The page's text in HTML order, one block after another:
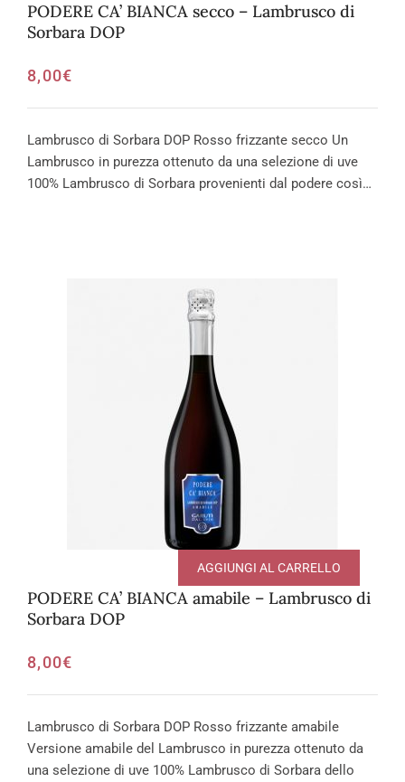
PODERE CA’ BIANCA secco – Lambrusco di
Sorbara DOP
8,00€
Lambrusco di Sorbara DOP Rosso frizzante secco Un
Lambrusco in purezza ottenuto da una selezione di uve
100% Lambrusco di Sorbara provenienti dal podere così…
PODERE CA’ BIANCA amabile – Lambrusco di
Sorbara DOP
8,00€
AGGIUNGI AL CARRELLO
Lambrusco di Sorbara DOP Rosso frizzante amabile
Versione amabile del Lambrusco in purezza ottenuto da
una selezione di uve 100% Lambrusco di Sorbara dello